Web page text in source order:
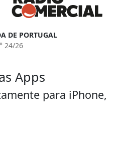
DE PORTUGAL
24/26
Apps
para iPhone,